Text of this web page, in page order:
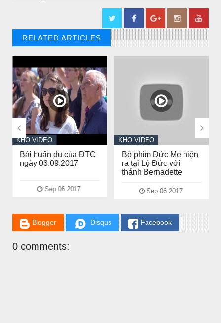
RELATED ARTICLES
// THAT'S WHAT YOU MIGHT BE LOOKING FOR
KHO VIDEO
Bài huấn dụ của ĐTC
ngày 03.09.2017
Sep 06 2017
KHO VIDEO
Bộ phim Đức Mẹ hiện
ra tại Lộ Đức với
thánh Bernadette
Sep 06 2017
 
Blogger Disqus Facebook
0 comments: